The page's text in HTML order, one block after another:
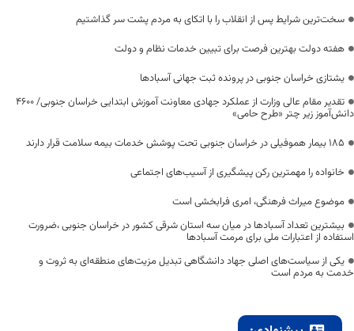
سخت‌ترین شرایط پس از انقلاب را با اتکای به مردم پشت سر گذاشتیم
هفته دولت بهترین فرصت برای تبیین خدمات نظام و دولت
یشتازی خراسان جنوبی در پرونده ثبت جهانی آسبادها
تقدیر مقام عالی وزارت از عملکرد جهادی معاونت آموزش ابتدایی خراسان جنوبی/ ۴۶۰۰
دانش‌آموز زیر چتر «طرح حامی»
۱۸۵ بیمار هموفیلی در خراسان جنوبی تحت پوشش خدمات بیمه سلامت قرار دارند
خانواده را مهمترین رکن پیشگیری از آسیب‌های اجتماعی
موضوع میراث فرهنگی، امری فرابخشی است
بیشترین تعداد آسبادها در میان سه استان شرقی کشور در خراسان جنوبی ،ضرورت
استفاده از اعتبارات ملی برای مرمت آسبادها
یکی از سیاست‌های اصلی جهاد دانشگاهی تبدیل مزیت‌های منطقه‌ای به ثروت و
خدمت به مردم است